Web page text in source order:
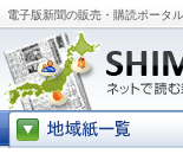
電子版新聞の販売・購読ポータ